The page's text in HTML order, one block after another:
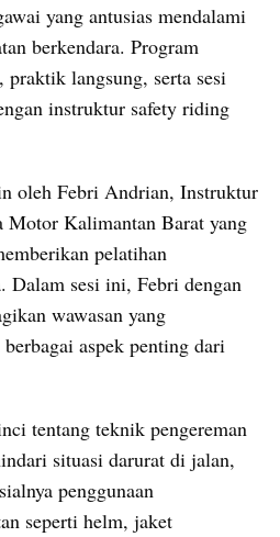
yang antusias mendalami
berkendara. Program
praktik langsung, serta sesi
instruktur safety riding
oleh Febri Andrian, Instruktur
Kalimantan Barat yang
pelatihan
Dalam sesi ini, Febri dengan
wawasan yang
aspek penting dari
tentang teknik pengereman
situasi darurat di jalan,
penggunaan
seperti helm, jaket